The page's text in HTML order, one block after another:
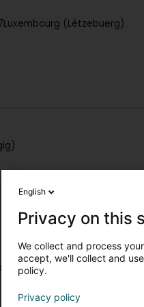
Luxembourg (Lëtzebuerg)
(Miersch)
English
Privacy on this
We collect and process
accept, we'll collect and
policy.
Privacy policy